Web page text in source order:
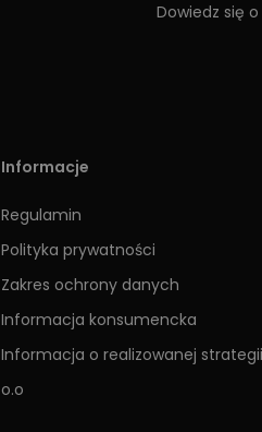
Dowiedz się
Informacje
Regulamin
Polityka prywatności
Zakres ochrony danych
Informacja konsumencka
Informacja o realizowanej
o.o